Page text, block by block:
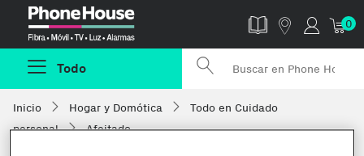
0
Todo
Inicio Hogar y Domótica
Todo en Cuidado
personal
Afeitado